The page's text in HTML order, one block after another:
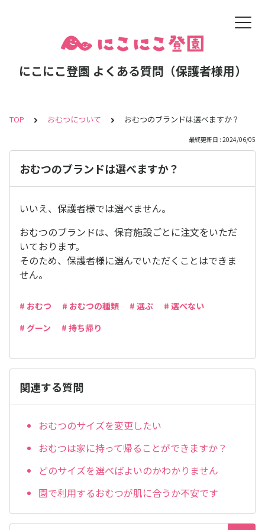
にこにこ登園 よくある質問（保護者様用）
TOP おむつについて おむつのブランドは選べますか？
最終更新日 : 2024/06/05
おむつのブランドは選べますか？
いいえ、保護者様では選べません。
おむつのブランドは、保育施設ごとに注文をいただ
いております。
そのため、保護者様に選んでいただくことはできま
せん。
# おむつ # おむつの種類 # 選ぶ
# 選べない
# グーン
# 持ち帰り
関連する質問
おむつのサイズを変更したい
おむつは家に持って帰ることができますか？
どのサイズを選べばよいのかわかりません
園で利用するおむつが肌に合うか不安です